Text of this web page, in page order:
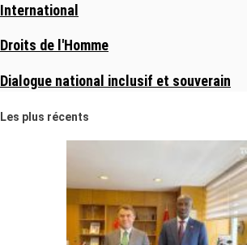
International
Droits de l'Homme
Dialogue national inclusif et souverain
Les plus récents